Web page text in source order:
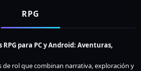
RPG
para PC y Android: Aventuras,
de rol que combinan narrativa, exploración y